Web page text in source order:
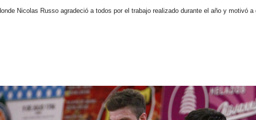
Nicolas Russo agradeció a todos por el trabajo realizado durante el año y motivó